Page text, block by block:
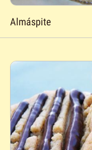
Almáspite